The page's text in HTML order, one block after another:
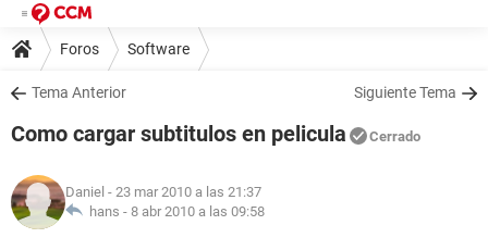
Foros Software
Tema Anterior Siguiente Tema
Como cargar subtitulos en pelicula Cerrado
Daniel - 23 mar 2010 a las 21:37
hans - 8 abr 2010 a las 09:58